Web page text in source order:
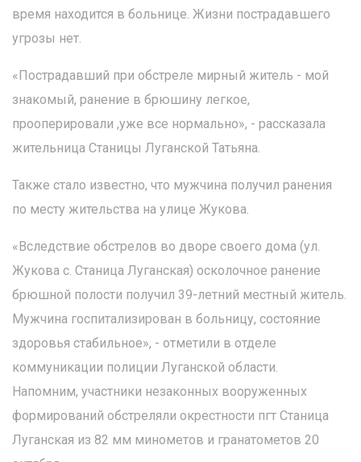
время находится в больнице. Жизни пострадавшего
угрозы нет.
«Пострадавший при обстреле мирный житель - мой
знакомый, ранение в брюшину легкое,
прооперировали ,уже все нормально», - рассказала
жительница Станицы Луганской Татьяна.
Также стало известно, что мужчина получил ранения
по месту жительства на улице Жукова.
«Вследствие обстрелов во дворе своего дома (ул.
Жукова с. Станица Луганская) осколочное ранение
брюшной полости получил 39-летний местный житель.
Мужчина госпитализирован в больницу, состояние
здоровья стабильное», - отметили в отделе
коммуникации полиции Луганской области.
Напомним, участники незаконных вооруженных
формирований обстреляли окрестности пгт Станица
Луганская из 82 мм минометов и гранатометов 20